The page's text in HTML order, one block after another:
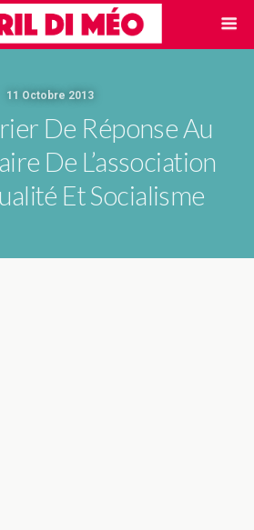
11 Octobre 2013
De Réponse Au
De L’association
Et Socialisme